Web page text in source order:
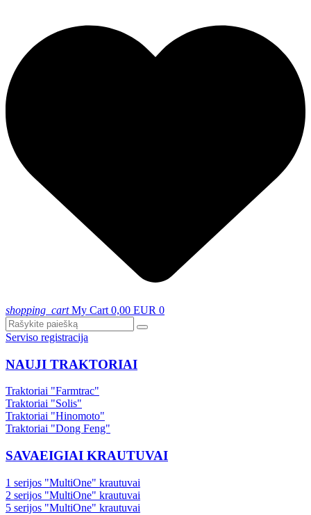
shopping_cart My Cart 0,00 EUR 0
Serviso registracija
NAUJI TRAKTORIAI
Traktoriai "Farmtrac"
Traktoriai "Solis"
Traktoriai "Hinomoto"
Traktoriai "Dong Feng"
SAVAEIGIAI KRAUTUVAI
1 serijos "MultiOne" krautuvai
2 serijos "MultiOne" krautuvai
5 serijos "MultiOne" krautuvai